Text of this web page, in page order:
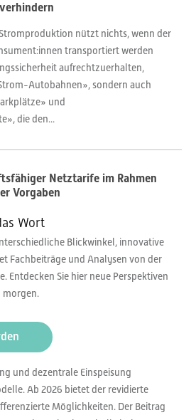
nützt nichts, wenn der
transportiert werden
aufrechtzuerhalten,
Autobahnen», sondern auch
und
die den...
Netztarife im Rahmen
Vorgaben
Wort
Blickwinkel, innovative
Fachbeiträge und Analysen von der
Entdecken Sie hier neue Perspektiven
morgen.
und dezentrale Einspeisung
Ab 2026 bietet der revidierte
Möglichkeiten. Der Beitrag